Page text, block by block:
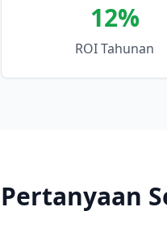
12%
ROI Tahunan
Pertanyaan